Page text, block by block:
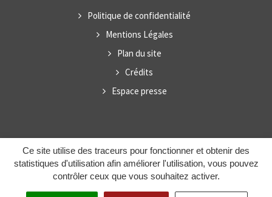
Ce site utilise des traceurs pour fonctionner et obtenir des
statistiques d'utilisation afin améliorer l'utilisation, vous pouvez
contrôler ceux que vous souhaitez activer.
Politique de confidentialité
Mentions Légales
Plan du site
Crédits
Espace presse